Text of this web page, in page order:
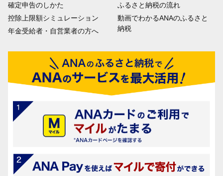
確定申告のしかた
控除上限額シミュレーション
年金受給者・自営業者の方へ
ふるさと納税の流れ
動画でわかるANAのふるさと
納税